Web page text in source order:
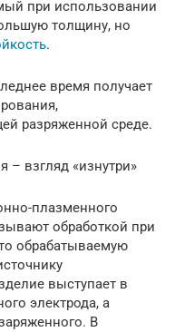
при использовании
толщину, но
.
время получает
разряженной среде.
– взгляд «изнутри»
плазменного
обработкой при
обрабатываемую
выступает в
электрода, а
В